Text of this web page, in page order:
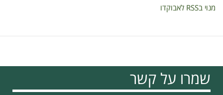
מנוי בRSS לאבוקדו
שמרו על קשר